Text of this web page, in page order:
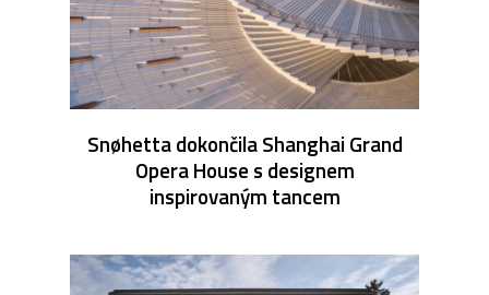
Snøhetta dokončila Shanghai Grand
Opera House s designem
inspirovaným tancem